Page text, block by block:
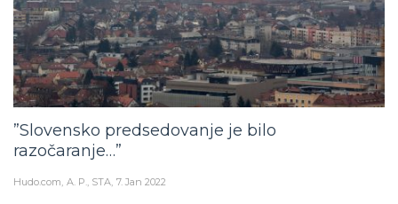
”Slovensko predsedovanje je bilo
razočaranje…”
Hudo.com A. P., STA 7. Jan 2022